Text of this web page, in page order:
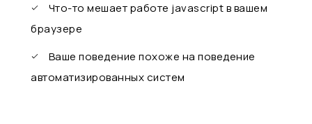
Что-то мешает работе javascript в вашем
браузере
Ваше поведение похоже на поведение
автоматизированных систем